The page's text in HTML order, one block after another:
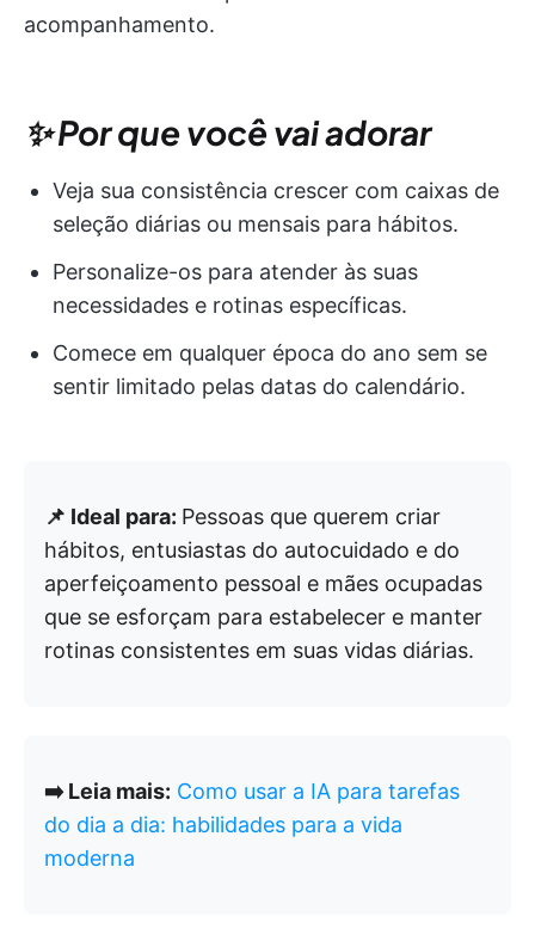
acompanhamento.
✨ Por que você vai adorar
Veja sua consistência crescer com caixas de
seleção diárias ou mensais para hábitos.
Personalize-os para atender às suas
necessidades e rotinas específicas.
Comece em qualquer época do ano sem se
sentir limitado pelas datas do calendário.
📌 Ideal para: Pessoas que querem criar
hábitos, entusiastas do autocuidado e do
aperfeiçoamento pessoal e mães ocupadas
que se esforçam para estabelecer e manter
rotinas consistentes em suas vidas diárias.
➡️ Leia mais: Como usar a IA para tarefas
do dia a dia: habilidades para a vida
moderna